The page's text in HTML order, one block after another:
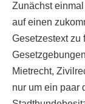
Zunächst
auf einen
Gesetzestext zu
Mietrecht,
nur um ein paar